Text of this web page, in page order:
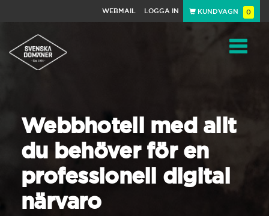
WEBMAIL LOGGA IN KUNDVAGN 0
Webbhotell med allt
du behöver för en
professionell digital
närvaro